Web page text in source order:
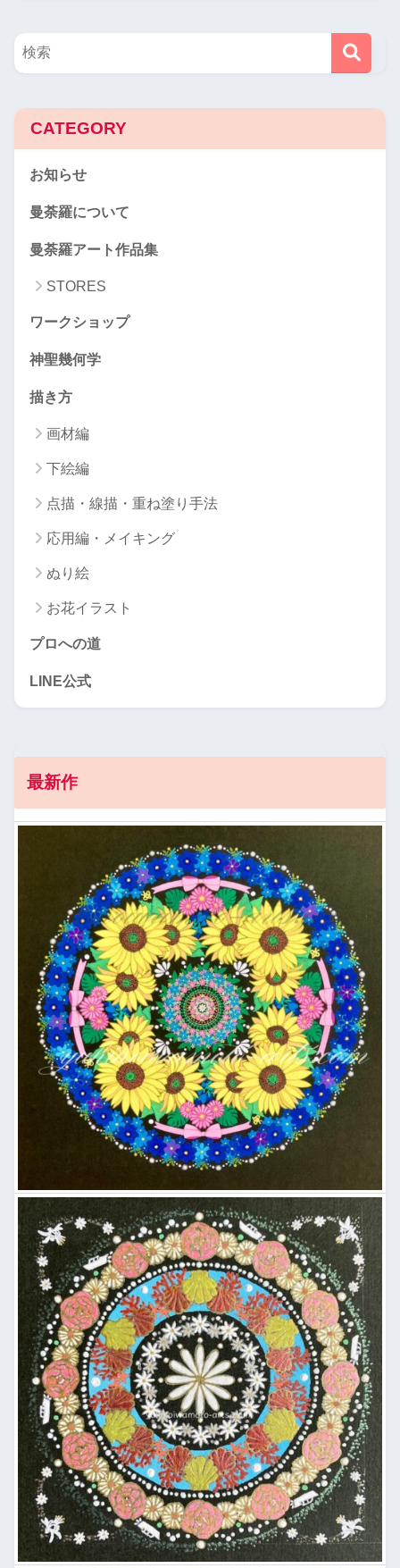
CATEGORY
お知らせ
曼荼羅について
曼荼羅アート作品集
STORES
ワークショップ
神聖幾何学
描き方
画材編
下絵編
点描・線描・重ね塗り手法
応用編・メイキング
ぬり絵
お花イラスト
プロへの道
LINE公式
最新作